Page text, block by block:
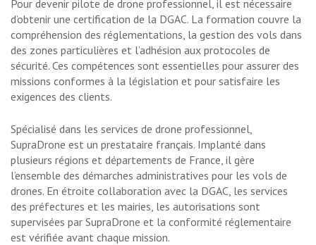
Pour devenir pilote de drone professionnel, il est nécessaire
d’obtenir une certification de la DGAC. La formation couvre la
compréhension des réglementations, la gestion des vols dans
des zones particulières et l’adhésion aux protocoles de
sécurité. Ces compétences sont essentielles pour assurer des
missions conformes à la législation et pour satisfaire les
exigences des clients.
Spécialisé dans les services de drone professionnel,
SupraDrone est un prestataire français. Implanté dans
plusieurs régions et départements de France, il gère
l’ensemble des démarches administratives pour les vols de
drones. En étroite collaboration avec la DGAC, les services
des préfectures et les mairies, les autorisations sont
supervisées par SupraDrone et la conformité réglementaire
est vérifiée avant chaque mission.